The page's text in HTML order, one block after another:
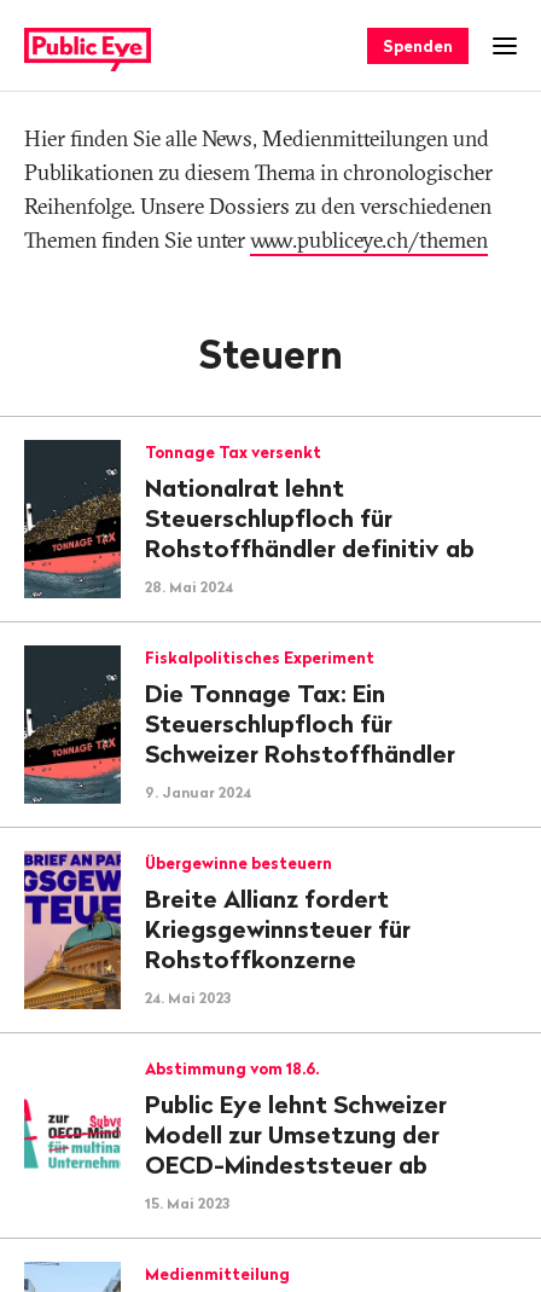
auf
publiceye.ch
Spenden
Tag
Hier finden Sie alle News, Medienmitteilungen und
Publikationen zu diesem Thema in chronologischer
Reihenfolge. Unsere Dossiers zu den verschiedenen
Themen finden Sie unterwww.publiceye.ch/themen
Steuern
Tonnage Tax versenkt
Nationalrat lehnt
Steuerschlupfloch für
Rohstoffhändler definitiv ab
28. Mai 2024
Fiskalpolitisches Experiment
Die Tonnage Tax: Ein
Steuerschlupfloch für
Schweizer Rohstoffhändler
9. Januar 2024
Übergewinne besteuern
Breite Allianz fordert
Kriegsgewinnsteuer für
Rohstoffkonzerne
24. Mai 2023
Abstimmung vom 18.6.
Public Eye lehnt Schweizer
Modell zur Umsetzung der
OECD-Mindeststeuer ab
15. Mai 2023
Medienmitteilung